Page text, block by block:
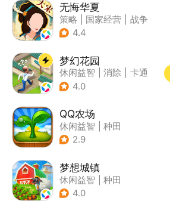
无悔华夏
策略 国家经营
战争
| 中国风
4.4
梦幻花园
休闲益智 消除
卡通
| 创梦天地
4.0
QQ农场
休闲益智
种田
| 田园生活
2.9
梦想城镇
休闲益智
种田
| 田园生活
4.0